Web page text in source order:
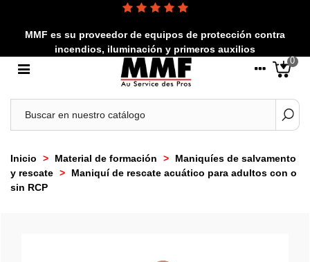
MMF es su proveedor de equipos de protección contra
incendios, iluminación y primeros auxilios
0
Inicio > Material de formación >
Maniquíes de salvamento
y rescate >
Maniquí de rescate acuático para adultos con o
sin RCP